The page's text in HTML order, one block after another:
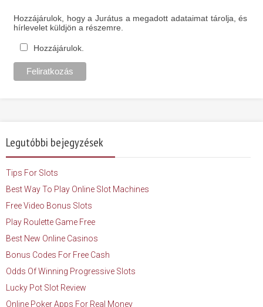
Hozzájárulok, hogy a Jurátus a megadott adataimat tárolja, és
hírlevelet küldjön a részemre.
Hozzájárulok.
Legutóbbi bejegyzések
Tips For Slots
Best Way To Play Online Slot Machines
Free Video Bonus Slots
Play Roulette Game Free
Best New Online Casinos
Bonus Codes For Free Cash
Odds Of Winning Progressive Slots
Lucky Pot Slot Review
Online Poker Apps For Real Money